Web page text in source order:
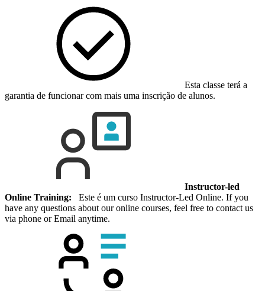
Esta classe terá a
garantia de funcionar com mais uma inscrição de alunos.
Instructor-led
Online Training: Este é um curso Instructor-Led Online. If you
have any questions about our online courses, feel free to contact us
via phone or Email anytime.